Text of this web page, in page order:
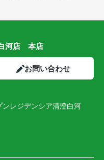
河店 本店
お問い合わせ
レジデンシア清澄白河